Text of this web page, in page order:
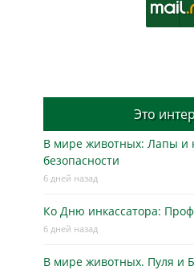
Это
В мире животных: Лапы и
безопасности
6 дней назад
Ко Дню инкассатора:
6 дней назад
В мире животных. Пуля и